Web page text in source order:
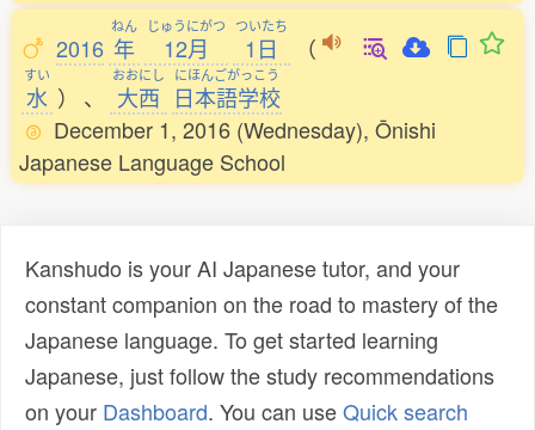
2016
ねん
年
じゅうにがつ
12月
ついたち
1日 （
すい
水 ） 、
おおにし
大西
にほんごがっこう
日本語学校
December 1, 2016 (Wednesday), Ōnishi
Japanese Language School
Kanshudo is your AI Japanese tutor, and your
constant companion on the road to mastery of the
Japanese language. To get started learning
Japanese, just follow the study recommendations
on your Dashboard. You can useQuick search